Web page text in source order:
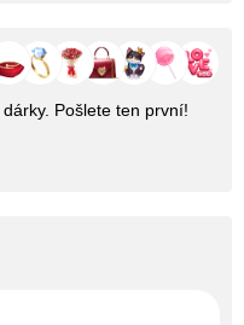
Pošlete ten první!